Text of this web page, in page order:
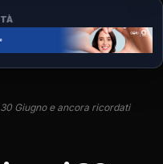
Giugno e ancora ricordati